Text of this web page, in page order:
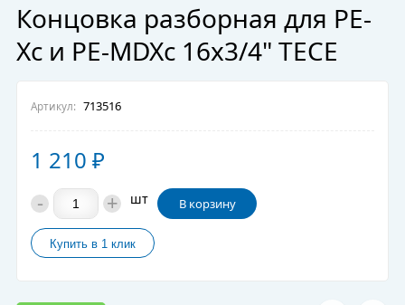
Концовка разборная для PE-
Xc и PE-MDXс 16x3/4" TECE
Артикул: 713516
1 210 ₽
- + шт В корзину